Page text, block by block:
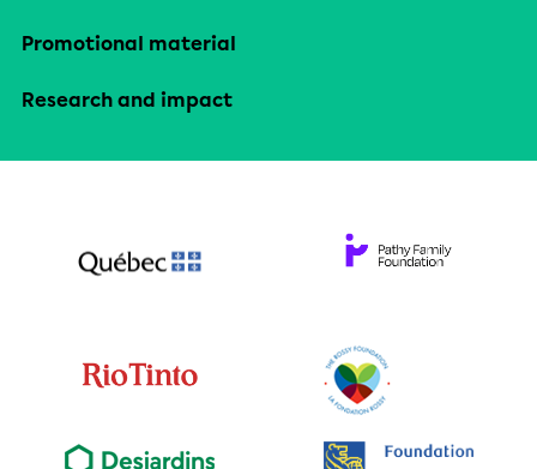
Promotional material
Research and impact